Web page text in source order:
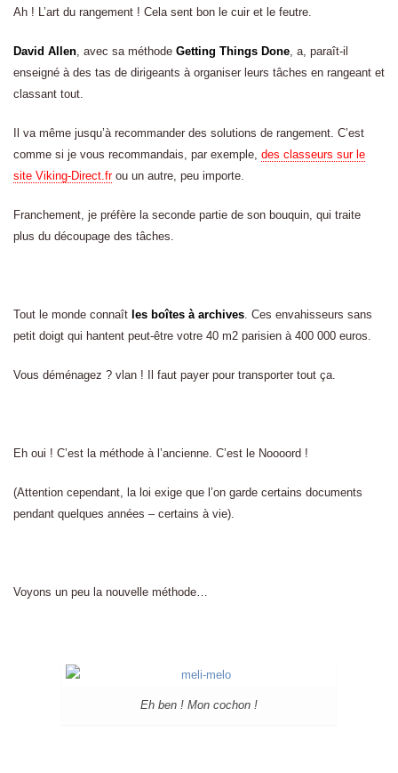
Ah ! L’art du rangement ! Cela sent bon le cuir et le feutre.
David Allen, avec sa méthode Getting Things Done, a, paraît-il
enseigné à des tas de dirigeants à organiser leurs tâches en rangeant et
classant tout.
Il va même jusqu’à recommander des solutions de rangement. C’est
comme si je vous recommandais, par exemple, des classeurs sur le
site Viking-Direct.frou un autre, peu importe.
Franchement, je préfère la seconde partie de son bouquin, qui traite
plus du découpage des tâches.
Tout le monde connaît les boîtes à archives. Ces envahisseurs sans
petit doigt qui hantent peut-être votre 40 m2 parisien à 400 000 euros.
Vous déménagez ? vlan ! Il faut payer pour transporter tout ça.
Eh oui ! C’est la méthode à l’ancienne. C’est le Noooord !
(Attention cependant, la loi exige que l’on garde certains documents
pendant quelques années – certains à vie).
Voyons un peu la nouvelle méthode…
Eh ben ! Mon cochon !